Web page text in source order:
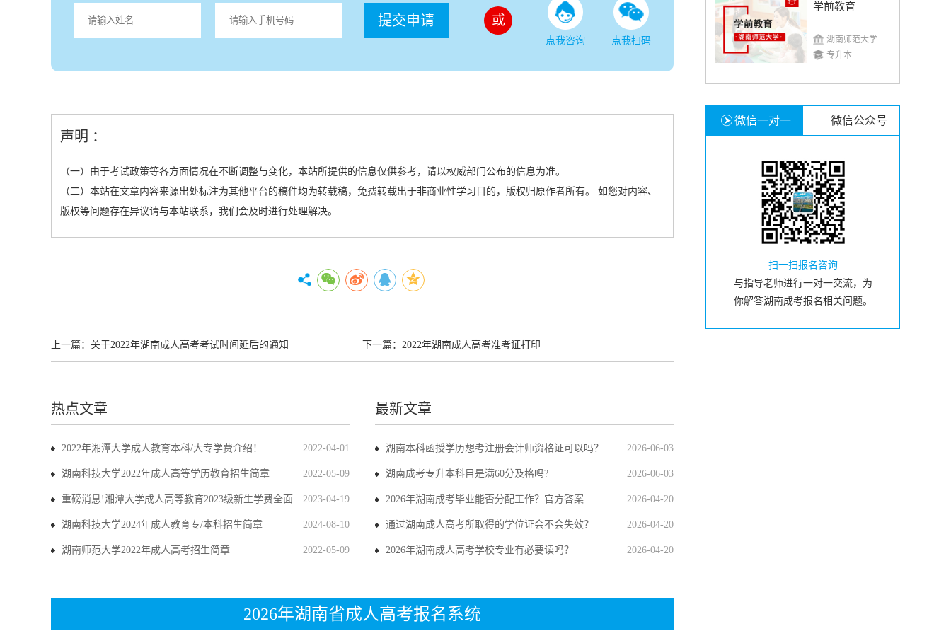
提交申请 或
点我咨询 点我扫码
声明 ：
（一）由于考试政策等各方面情况在不断调整与变化，本站所提供的信息仅供参考，请以权威部门公布的信息为准。
（二）本站在文章内容来源出处标注为其他平台的稿件均为转载稿，免费转载出于非商业性学习目的，版权归原作者所有。 如您对内容、
版权等问题存在异议请与本站联系，我们会及时进行处理解决。
上一篇： 关于2022年湖南成人高考考试时间延后的通知 下一篇： 2022年湖南成人高考准考证打印
热点文章
2022-04-01
2022年湘潭大学成人教育本科/大专学费介绍！
2022-05-09
湖南科技大学2022年成人高等学历教育招生简章
2023-04-19
重磅消息!湘潭大学成人高等教育2023级新生学费全面上调
2024-08-10
湖南科技大学2024年成人教育专/本科招生简章
2022-05-09
湖南师范大学2022年成人高考招生简章
最新文章
2026-06-03
湖南本科函授学历想考注册会计师资格证可以吗？
2026-06-03
湖南成考专升本科目是满60分及格吗?
2026-04-20
2026年湖南成考毕业能否分配工作？官方答案
2026-04-20
通过湖南成人高考所取得的学位证会不会失效？
2026-04-20
2026年湖南成人高考学校专业有必要读吗？
2026年湖南省成人高考报名系统
学前教育
湖南师范大学
专升本
微信一对一 微信公众号
扫一扫报名咨询
与指导老师进行一对一交流，为
你解答湖南成考报名相关问题。